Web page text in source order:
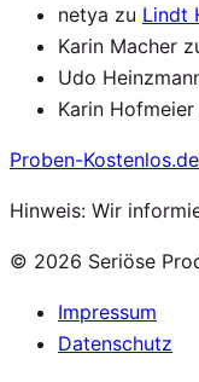
netya zu Lindt
Karin Macher
Udo
Karin Hofmeier
Proben-Kostenlos.de
Hinweis: Wir
© 2026 Seriöse
Impressum
Datenschutz